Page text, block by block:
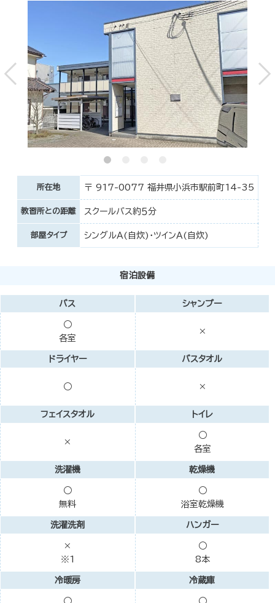
所在地 〒 917-0077 福井県小浜市駅前町14-35
教習所との距離 スクールバス約５分
部屋タイプ シングルＡ(自炊)・ツインＡ(自炊)
宿泊設備
バス
○
各室
シャンプー
×
ドライヤー
○
バスタオル
×
フェイスタオル
×
トイレ
○
各室
洗濯機
○
無料
乾燥機
○
浴室乾燥機
洗濯洗剤
×
※1
ハンガー
○
8本
冷暖房
○
冷蔵庫
○